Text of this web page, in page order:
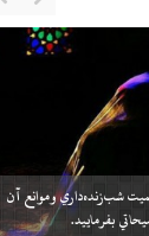
سلامي كه بعد از اتمام نماز به 3 امام داده مي‌شود منشأ
آن چيست؟